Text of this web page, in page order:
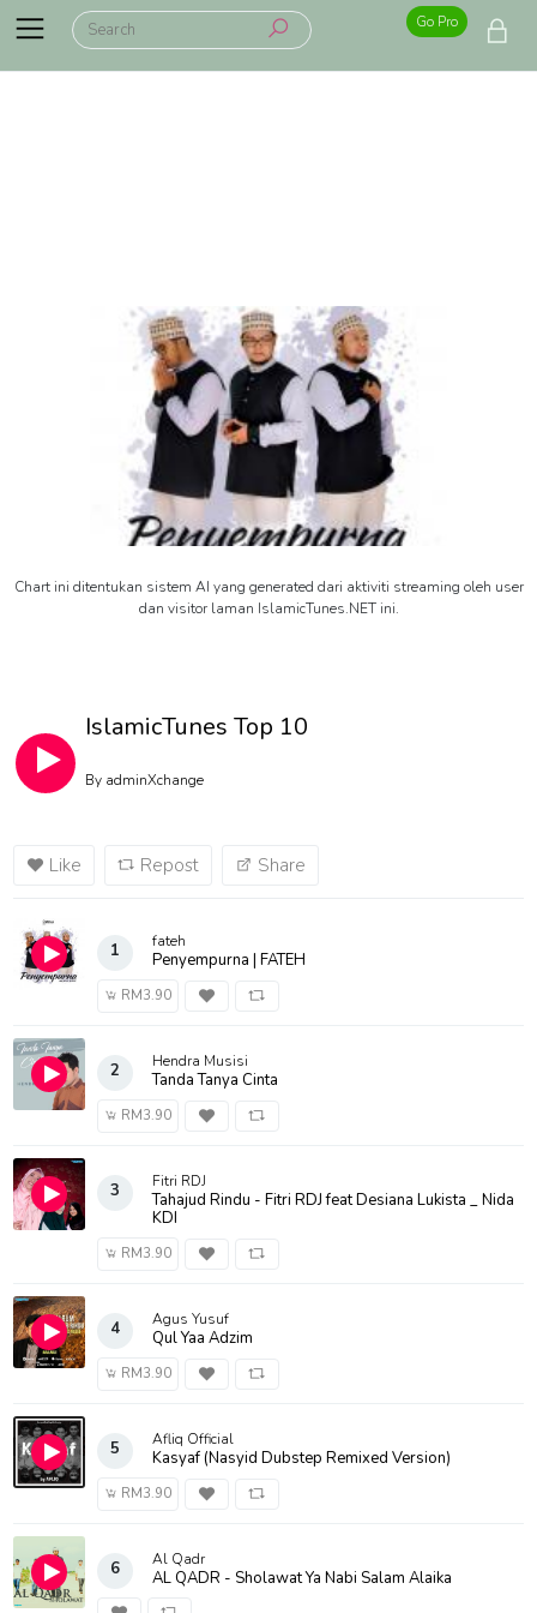
Go Pro
Chart ini ditentukan sistem AI yang generated dari aktiviti streaming oleh user
dan visitor laman IslamicTunes.NET ini.
IslamicTunes Top 10
By adminXchange
Like Repost Share
1 fateh
Penyempurna | FATEH
RM3.90
2 Hendra Musisi
Tanda Tanya Cinta
RM3.90
3 Fitri RDJ
Tahajud Rindu - Fitri RDJ feat Desiana Lukista _ Nida
KDI
RM3.90
4 Agus Yusuf
Qul Yaa Adzim
RM3.90
5 Afliq Official
Kasyaf (Nasyid Dubstep Remixed Version)
RM3.90
6 Al Qadr
AL QADR - Sholawat Ya Nabi Salam Alaika